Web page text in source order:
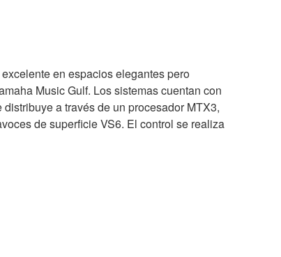
en espacios elegantes pero
Music Gulf. Los sistemas cuentan con
a través de un procesador MTX3,
de superficie VS6. El control se realiza